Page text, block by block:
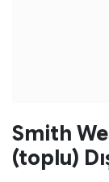
Smith
(toplu)